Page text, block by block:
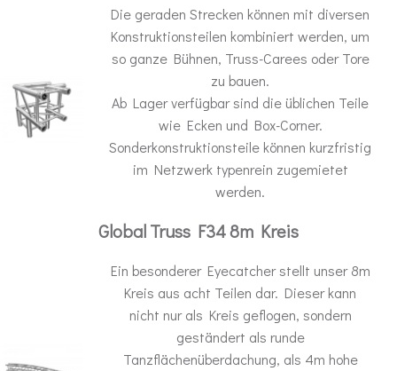
Die geraden Strecken können mit diversen
Konstruktionsteilen kombiniert werden, um
so ganze Bühnen, Truss-Carees oder Tore
zu bauen.
Ab Lager verfügbar sind die üblichen Teile
wie Ecken und Box-Corner.
Sonderkonstruktionsteile können kurzfristig
im Netzwerk typenrein zugemietet
werden.
Global Truss F34 8m Kreis
Ein besonderer Eyecatcher stellt unser 8m
Kreis aus acht Teilen dar. Dieser kann
nicht nur als Kreis geflogen, sondern
geständert als runde
Tanzflächenüberdachung, als 4m hohe